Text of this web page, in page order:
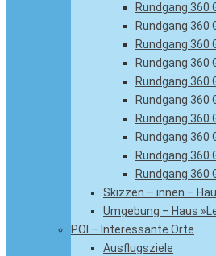
Rundgang 360
Rundgang 360
Rundgang 360
Rundgang 360
Rundgang 360
Rundgang 360
Rundgang 360
Rundgang 360
Rundgang 360
Rundgang 360
Skizzen – innen –
Umgebung – Haus
POI – Interessante Orte
Ausflugsziele